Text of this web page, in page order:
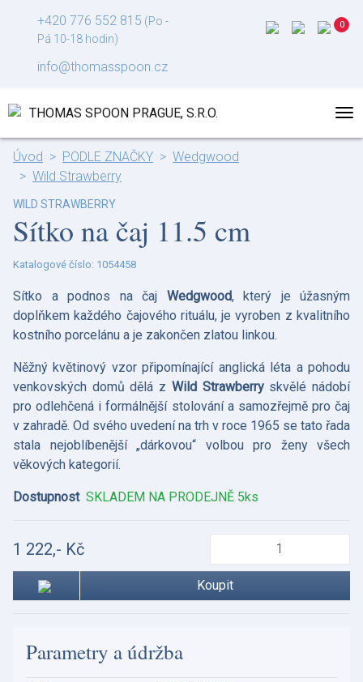
+420 776 552 815 (Po -
Pá 10-18 hodin)
info@thomasspoon.cz
Úvod PODLE ZNAČKY
Wedgwood
Wild Strawberry
WILD STRAWBERRY
Sítko na čaj 11.5 cm
Katalogové číslo: 1054458
Sítko a podnos na čaj Wedgwood, který je úžasným
doplňkem každého čajového rituálu, je vyroben z kvalitního
kostního porcelánu a je zakončen zlatou linkou.
Něžný květinový vzor připomínající anglická léta a pohodu
venkovských domů dělá z Wild Strawberryskvělé nádobí
pro odlehčená i formálnější stolování a samozřejmě pro čaj
v zahradě. Od svého uvedení na trh v roce 1965 se tato řada
stala nejoblíbenější „dárkovou“ volbou pro ženy všech
věkových kategorií.
Dostupnost SKLADEM NA PRODEJNĚ 5ks
1 222,- Kč
Koupit
Parametry a údržba